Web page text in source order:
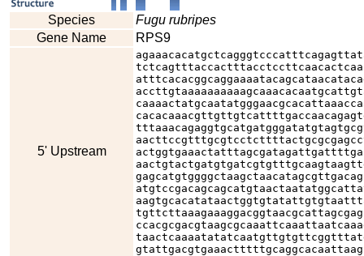
Species
Fugu rubripes
Gene Name
RPS9
5' Upstream